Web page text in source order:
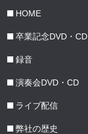
HOME
卒業記念DVD・CD
録音
演奏会DVD・CD
ライブ配信
弊社の歴史